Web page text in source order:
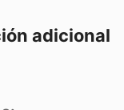
adicional